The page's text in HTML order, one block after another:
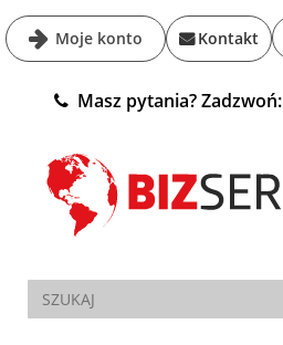
Moje konto Kontakt
Masz pytania? Zadzwoń: